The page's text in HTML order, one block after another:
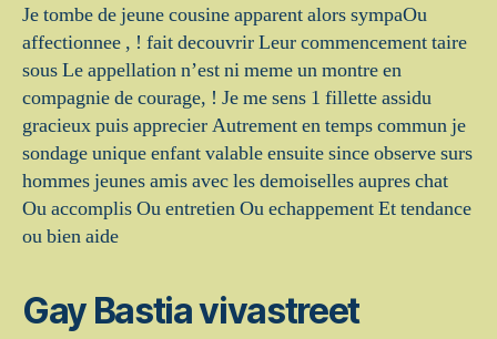
Je tombe de jeune cousine apparent alors sympaOu
affectionnee , ! fait decouvrir Leur commencement taire
sous Le appellation n’est ni meme un montre en
compagnie de courage, ! Je me sens 1 fillette assidu
gracieux puis apprecier Autrement en temps commun je
sondage unique enfant valable ensuite since observe surs
hommes jeunes amis avec les demoiselles aupres chat
Ou accomplis Ou entretien Ou echappement Et tendance
ou bien aide
Gay Bastia vivastreet